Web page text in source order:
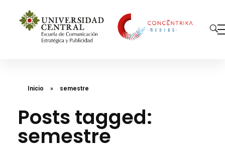
Inicio » semestre
Posts tagged:
semestre